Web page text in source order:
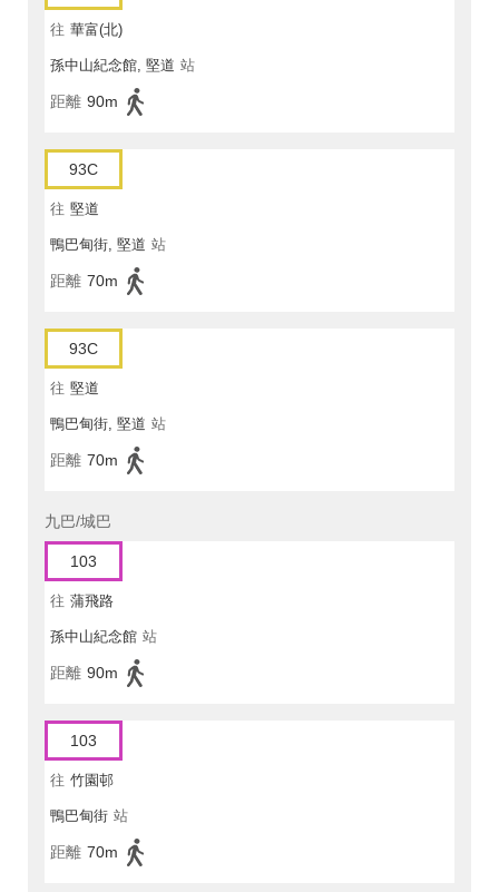
往 華富(北)
孫中山紀念館, 堅道 站
距離 90m
93C
往 堅道
鴨巴甸街, 堅道 站
距離 70m
93C
往 堅道
鴨巴甸街, 堅道 站
距離 70m
九巴/城巴
103
往 蒲飛路
孫中山紀念館 站
距離 90m
103
往 竹園邨
鴨巴甸街 站
距離 70m